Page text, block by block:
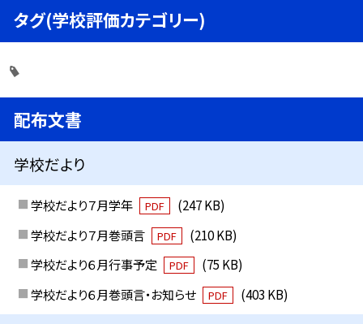
タグ(学校評価カテゴリー)
配布文書
学校だより
学校だより７月学年 PDF
(247 KB)
学校だより７月巻頭言
PDF
(210 KB)
学校だより６月行事予定
PDF
(75 KB)
学校だより６月巻頭言・お知らせ
PDF (403 KB)